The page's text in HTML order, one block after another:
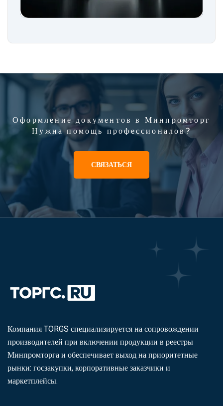
Оформление документов в Минпромторг
Нужна помощь профессионалов?
СВЯЗАТЬСЯ
Компания TORGS специализируется на сопровождении
производителей при включении продукции в реестры
Минпромторга и обеспечивает выход на приоритетные
рынки: госзакупки, корпоративные заказчики и
маркетплейсы.